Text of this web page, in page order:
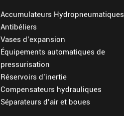
Accumulateurs Hydropneumatiques
Antibéliers
Vases d’expansion
Équipements automatiques de
pressurisation
Réservoirs d’inertie
Compensateurs hydrauliques
Séparateurs d’air et boues